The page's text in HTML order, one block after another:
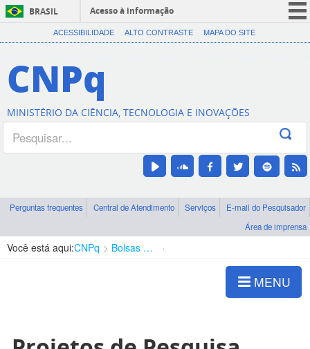
BRASIL
Acesso à informação
CORONAVÍRUS (COVID-19)
Canais
ACESSIBILIDADE ALTO CONTRASTE MAPA DO SITE
CNPq
MINISTÉRIO DA CIÊNCIA, TECNOLOGIA E INOVAÇÕES
Perguntas frequentes Central de Atendimento Serviços
E-mail do Pesquisador
Área de imprensa
Você está aqui:CNPq Bolsas e Auxílios Vigentes
MENU